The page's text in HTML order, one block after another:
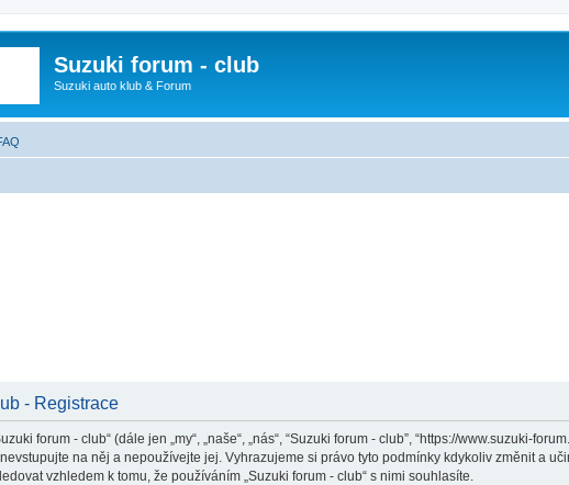
Suzuki forum - club
Suzuki auto klub & Forum
- Registrace
forum - club“ (dále jen „my“, „naše“, „nás“, “Suzuki forum - club”, “https://www.suzuki-
nevstupujte na něj a nepoužívejte jej. Vyhrazujeme si právo tyto podmínky kdykoliv změnit a
vzhledem k tomu, že používáním „Suzuki forum - club“ s nimi souhlasíte.